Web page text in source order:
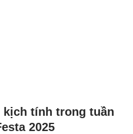
kịch tính trong tuần
2025